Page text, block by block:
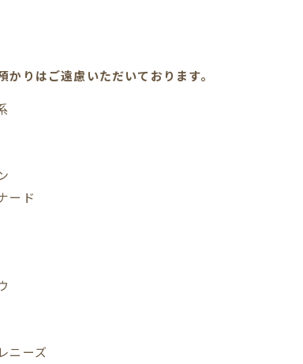
かりはご遠慮いただいております。
ード
ニーズ